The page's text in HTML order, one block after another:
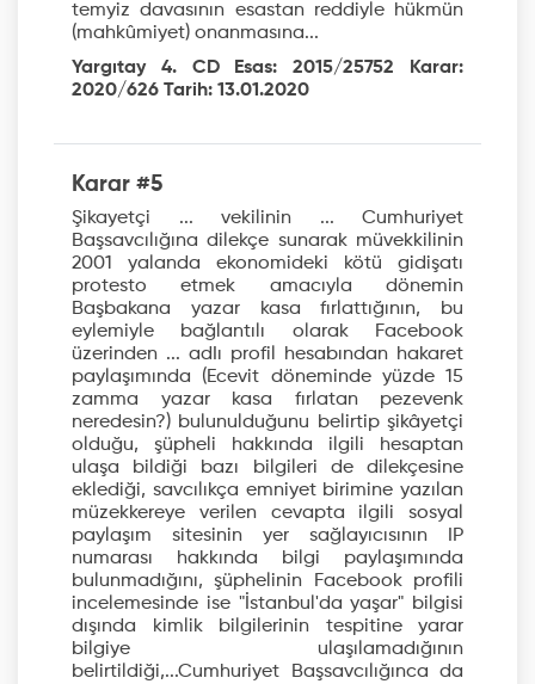
temyiz davasının esastan reddiyle hükmün
(mahkûmiyet) onanmasına...
Yargıtay 4. CD Esas: 2015/25752 Karar:
2020/626 Tarih: 13.01.2020
Karar #5
Şikayetçi ... vekilinin ... Cumhuriyet
Başsavcılığına dilekçe sunarak müvekkilinin
2001 yalanda ekonomideki kötü gidişatı
protesto etmek amacıyla dönemin
Başbakana yazar kasa fırlattığının, bu
eylemiyle bağlantılı olarak Facebook
üzerinden ... adIı profil hesabından hakaret
paylaşımında (Ecevit döneminde yüzde 15
zamma yazar kasa fırlatan pezevenk
neredesin?) bulunulduğunu belirtip şikâyetçi
olduğu, şüpheli hakkında ilgili hesaptan
ulaşa bildiği bazı bilgileri de dilekçesine
eklediği, savcılıkça emniyet birimine yazılan
müzekkereye verilen cevapta ilgili sosyal
paylaşım sitesinin yer sağlayıcısının IP
numarası hakkında bilgi paylaşımında
bulunmadığını, şüphelinin Facebook profili
incelemesinde ise "İstanbul'da yaşar" bilgisi
dışında kimlik bilgilerinin tespitine yarar
bilgiye ulaşılamadığının
belirtildiği,...Cumhuriyet Başsavcılığınca da